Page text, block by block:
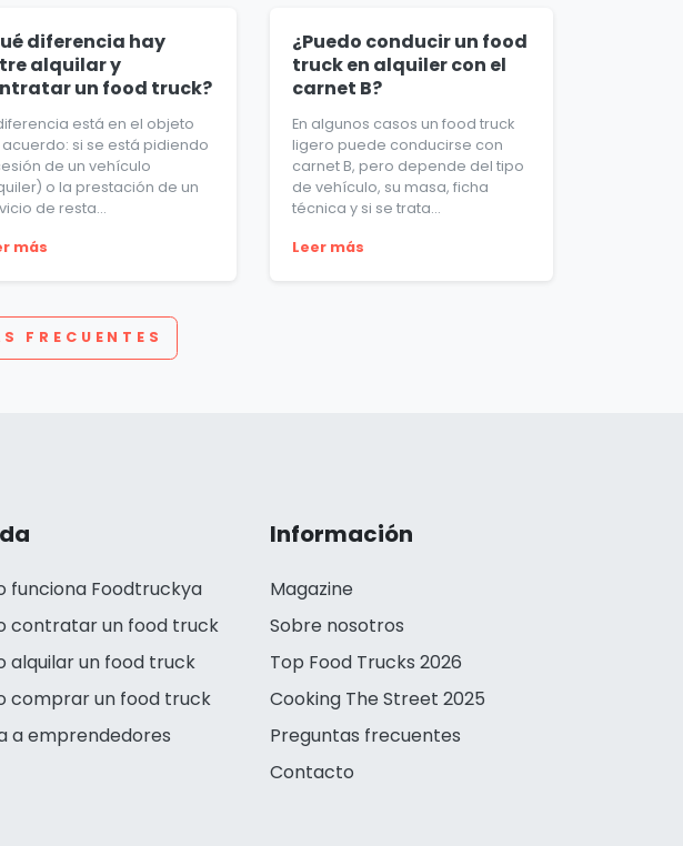
diferencia hay
alquilar y
un food truck?
está en el objeto
si se está pidiendo
de un vehículo
o la prestación de un
de resta...
más
¿Puedo conducir un food
truck en alquiler con el
carnet B?
En algunos casos un food truck
ligero puede conducirse con
carnet B, pero depende del tipo
de vehículo, su masa, ficha
técnica y si se trata...
Leer más
FRECUENTES
funciona Foodtruckya
contratar un food truck
alquilar un food truck
comprar un food truck
a emprendedores
Información
Magazine
Sobre nosotros
Top Food Trucks 2026
Cooking The Street 2025
Preguntas frecuentes
Contacto